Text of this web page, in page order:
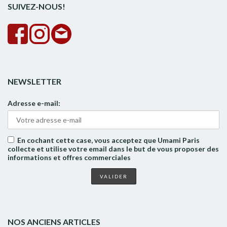
SUIVEZ-NOUS!
NEWSLETTER
Adresse e-mail:
En cochant cette case, vous acceptez que Umami Paris
collecte et utilise votre email dans le but de vous proposer des
informations et offres commerciales
NOS ANCIENS ARTICLES